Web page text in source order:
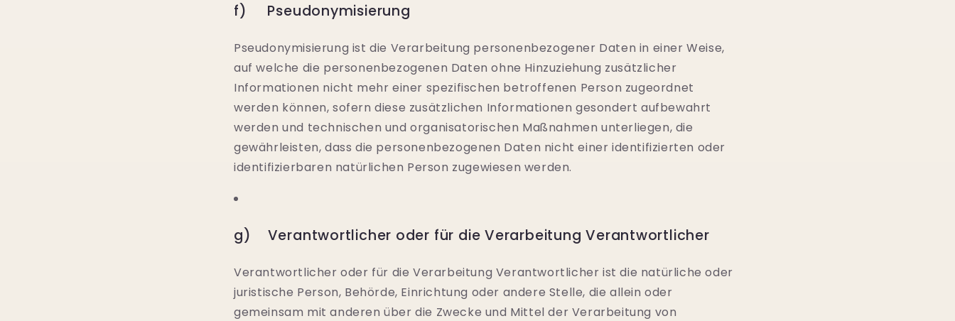
f) Pseudonymisierung
Pseudonymisierung ist die Verarbeitung personenbezogener Daten in einer Weise,
auf welche die personenbezogenen Daten ohne Hinzuziehung zusätzlicher
Informationen nicht mehr einer spezifischen betroffenen Person zugeordnet
werden können, sofern diese zusätzlichen Informationen gesondert aufbewahrt
werden und technischen und organisatorischen Maßnahmen unterliegen, die
gewährleisten, dass die personenbezogenen Daten nicht einer identifizierten oder
identifizierbaren natürlichen Person zugewiesen werden.
g) Verantwortlicher oder für die Verarbeitung Verantwortlicher
Verantwortlicher oder für die Verarbeitung Verantwortlicher ist die natürliche oder
juristische Person, Behörde, Einrichtung oder andere Stelle, die allein oder
gemeinsam mit anderen über die Zwecke und Mittel der Verarbeitung von